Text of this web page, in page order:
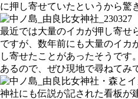
に押し寄せていたというから驚
最近では大量のイカが押し寄せ
ですが、数年前にも大量のイカ
し寄せたことがあったそうです
あるので、ぜひ現地で尋ねてみ
神社にも伝説が記された看板が